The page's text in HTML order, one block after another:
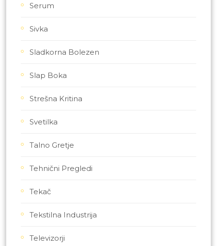
Serum
Sivka
Sladkorna Bolezen
Slap Boka
Strešna Kritina
Svetilka
Talno Gretje
Tehnični Pregledi
Tekač
Tekstilna Industrija
Televizorji